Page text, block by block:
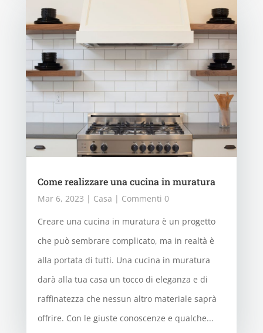
Come realizzare una cucina in muratura
Mar 6, 2023 | Casa | Commenti 0
Creare una cucina in muratura è un progetto
che può sembrare complicato, ma in realtà è
alla portata di tutti. Una cucina in muratura
darà alla tua casa un tocco di eleganza e di
raffinatezza che nessun altro materiale saprà
offrire. Con le giuste conoscenze e qualche...